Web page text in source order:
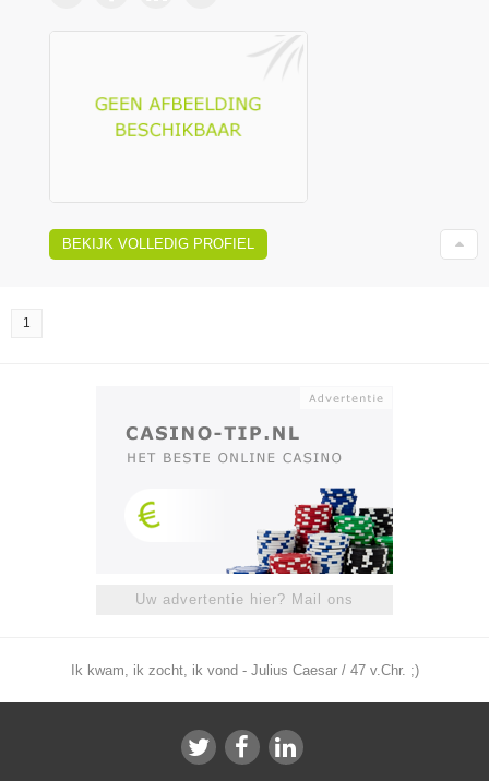
BEKIJK VOLLEDIG PROFIEL
1
Uw advertentie hier? Mail ons
Ik kwam, ik zocht, ik vond - Julius Caesar / 47 v.Chr. ;)